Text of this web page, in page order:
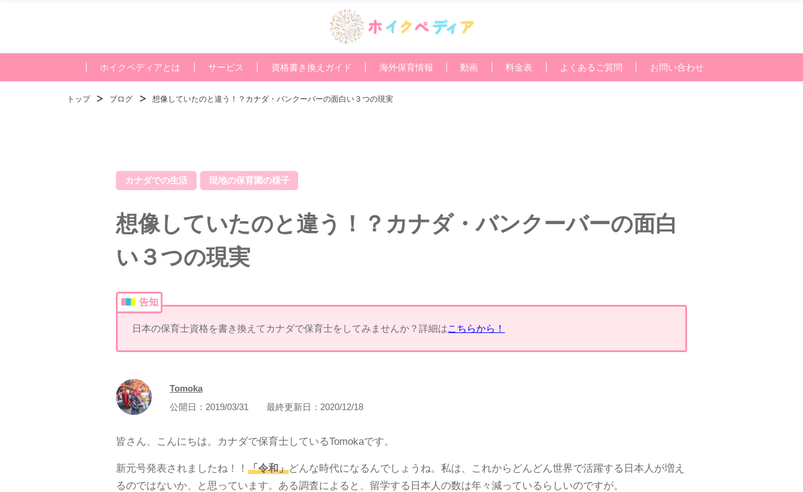
ホイクペディアとは サービス 資格書き換えガイド 海外保育情報 動画 料金表 よくあるご質問 お問い合わせ
トップ ブログ 想像していたのと違う！？カナダ・バンクーバーの面白い３つの現実
カナダでの生活 現地の保育園の様子
想像していたのと違う！？カナダ・バンクーバーの面白
い３つの現実
告知
日本の保育士資格を書き換えてカナダで保育士をしてみませんか？詳細はこちらから！
Tomoka
公開日： 2019/03/31 最終更新日： 2020/12/18
皆さん、こんにちは。カナダで保育士しているTomokaです。
新元号発表されましたね！！「令和」どんな時代になるんでしょうね。私は、これからどんどん世界で活躍する日本人が増え
るのではないか、と思っています。ある調査によると、留学する日本人の数は年々減っているらしいのですが。